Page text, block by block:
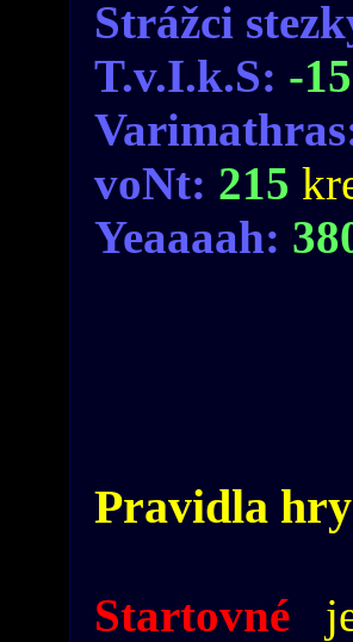
Strážci
T.v.I.k.S: -
voNt: 215
Yeaaaah:
Pravidla
Startovné